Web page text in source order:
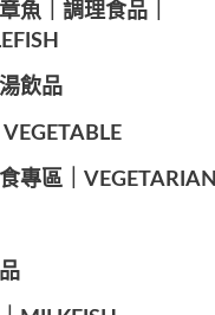
魚｜調理食品｜
飲品
專區｜VEGETARIAN